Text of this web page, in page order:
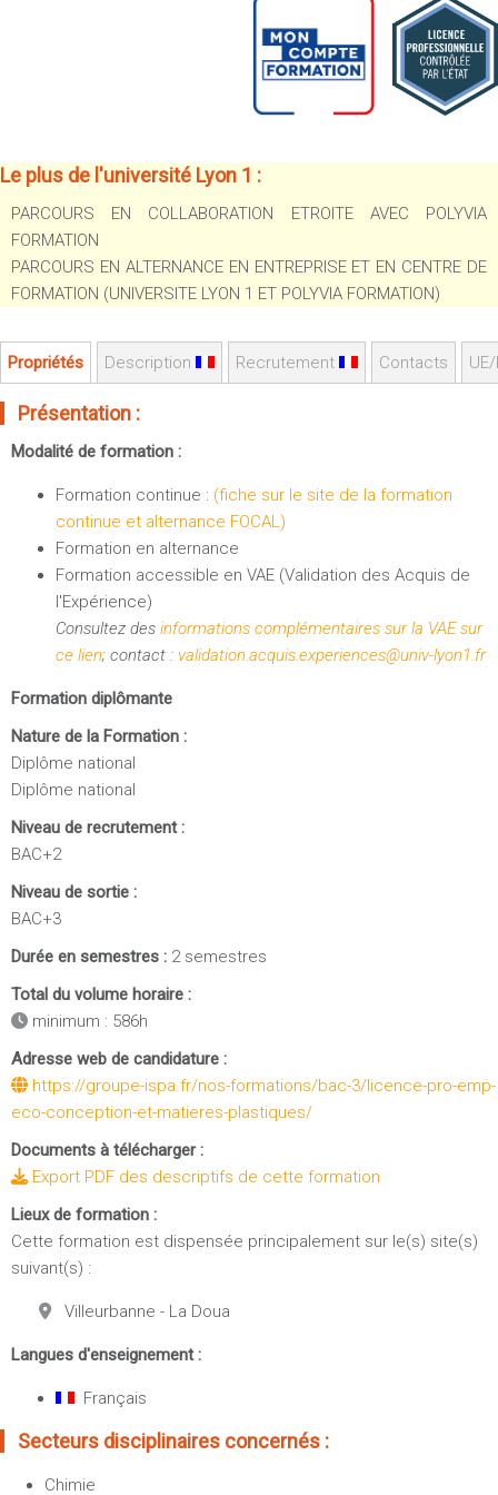
UFR FS (Chimie, Mathématique, Physique)
UFR Biosciences (Biologie, Biochimie)
GEP (Génie Electrique des Procédés - Département composante)
Mécanique (Département composante)
Fermer
Emploi du temps
Stage et emploi
Portefeuille d'Expériences et
de Compétences
Le plus de l'université Lyon 1 :
PARCOURS EN COLLABORATION ETROITE AVEC POLYVIA
FORMATION
PARCOURS EN ALTERNANCE EN ENTREPRISE ET EN CENTRE DE
FORMATION (UNIVERSITE LYON 1 ET POLYVIA FORMATION)
Propriétés Description Recrutement Contacts
Présentation :
Modalité de formation :
Formation continue : (fiche sur le site de la formation
continue et alternance FOCAL)
Formation en alternance
Formation accessible en VAE (Validation des Acquis de
l'Expérience)
Consultez des informations complémentaires sur la VAE sur
ce lien; contact : validation.acquis.experiences@univ-lyon1.fr
Formation diplômante
Nature de la Formation :
Diplôme national
Diplôme national
Niveau de recrutement :
BAC+2
Niveau de sortie :
BAC+3
Durée en semestres : 2 semestres
Total du volume horaire :
minimum : 586h
Adresse web de candidature :
https://groupe-ispa.fr/nos-formations/bac-3/licence-pro-emp-
eco-conception-et-matieres-plastiques/
Documents à télécharger :
Export PDF des descriptifs de cette formation
Lieux de formation :
Cette formation est dispensée principalement sur le(s) site(s)
suivant(s) :
Villeurbanne - La Doua
Langues d'enseignement :
Français
Secteurs disciplinaires concernés :
Chimie